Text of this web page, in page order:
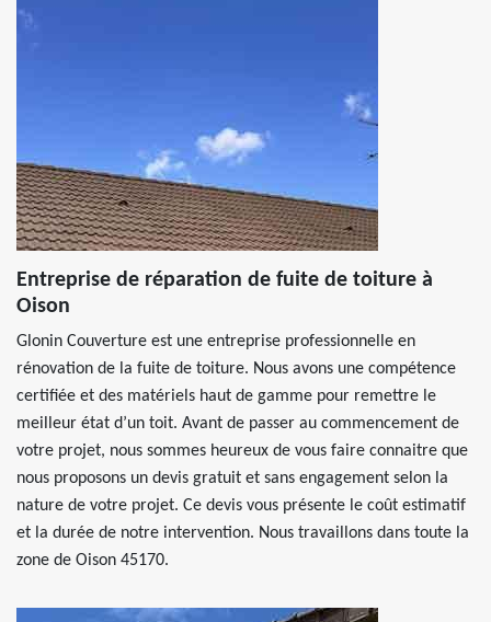
Entreprise de réparation de fuite de toiture à
Oison
Glonin Couverture est une entreprise professionnelle en
rénovation de la fuite de toiture. Nous avons une compétence
certifiée et des matériels haut de gamme pour remettre le
meilleur état d’un toit. Avant de passer au commencement de
votre projet, nous sommes heureux de vous faire connaitre que
nous proposons un devis gratuit et sans engagement selon la
nature de votre projet. Ce devis vous présente le coût estimatif
et la durée de notre intervention. Nous travaillons dans toute la
zone de Oison 45170.